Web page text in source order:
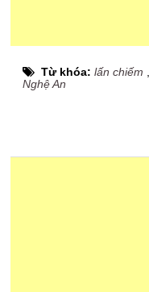
Từ khóa:lấn chiếm
Nghệ An